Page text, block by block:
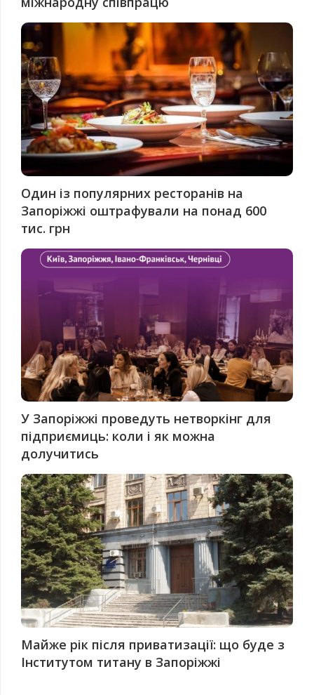
Один із популярних ресторанів на
Запоріжжі оштрафували на понад 600
тис. грн
У Запоріжжі проведуть нетворкінг для
підприємиць: коли і як можна
долучитись
Майже рік після приватизації: що буде з
Інститутом титану в Запоріжжі